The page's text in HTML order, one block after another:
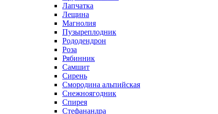
Лапчатка
Лещина
Магнолия
Пузыреплодник
Рододендрон
Роза
Рябинник
Самшит
Сирень
Смородина альпийская
Снежноягодник
Спирея
Стефанандра